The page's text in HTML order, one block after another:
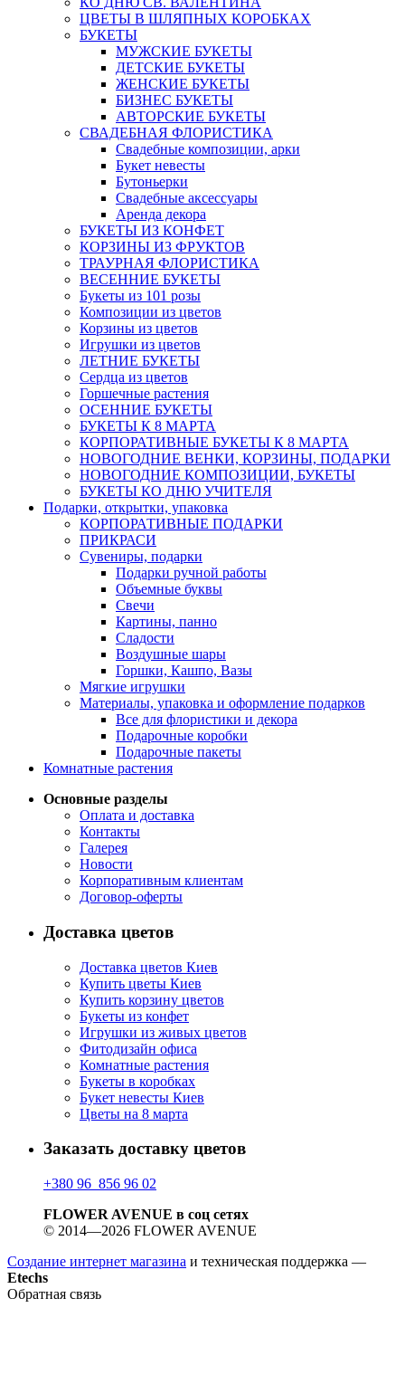
ЦВЕТЫ В ШЛЯПНЫХ КОРОБКАХ
БУКЕТЫ
МУЖСКИЕ БУКЕТЫ
ДЕТСКИЕ БУКЕТЫ
ЖЕНСКИЕ БУКЕТЫ
БИЗНЕС БУКЕТЫ
АВТОРСКИЕ БУКЕТЫ
СВАДЕБНАЯ ФЛОРИСТИКА
Свадебные композиции, арки
Букет невесты
Бутоньерки
Свадебные аксессуары
Аренда декора
БУКЕТЫ ИЗ КОНФЕТ
КОРЗИНЫ ИЗ ФРУКТОВ
ТРАУРНАЯ ФЛОРИСТИКА
ВЕСЕННИЕ БУКЕТЫ
Букеты из 101 розы
Композиции из цветов
Корзины из цветов
Игрушки из цветов
ЛЕТНИЕ БУКЕТЫ
Сердца из цветов
Горшечные растения
ОСЕННИЕ БУКЕТЫ
БУКЕТЫ К 8 МАРТА
КОРПОРАТИВНЫЕ БУКЕТЫ К 8 МАРТА
НОВОГОДНИЕ ВЕНКИ, КОРЗИНЫ, ПОДАРКИ
НОВОГОДНИЕ КОМПОЗИЦИИ, БУКЕТЫ
БУКЕТЫ КО ДНЮ УЧИТЕЛЯ
Подарки, открытки, упаковка
КОРПОРАТИВНЫЕ ПОДАРКИ
ПРИКРАСИ
Сувениры, подарки
Подарки ручной работы
Объемные буквы
Свечи
Картины, панно
Сладости
Воздушные шары
Горшки, Кашпо, Вазы
Мягкие игрушки
Материалы, упаковка и оформление подарков
Все для флористики и декора
Подарочные коробки
Подарочные пакеты
Комнатные растения
Основные разделы
Оплата и доставка
Контакты
Галерея
Новости
Корпоративным клиентам
Договор-оферты
Доставка цветов
Доставка цветов Киев
Купить цветы Киев
Купить корзину цветов
Букеты из конфет
Игрушки из живых цветов
Фитодизайн офиса
Комнатные растения
Букеты в коробках
Букет невесты Киев
Цветы на 8 марта
Заказать доставку цветов
+380 96 856 96 02
FLOWER AVENUE в соц сетях
© 2014—2026 FLOWER AVENUE
Создание интернет магазина и техническая поддержка —
Etechs
Обратная связь